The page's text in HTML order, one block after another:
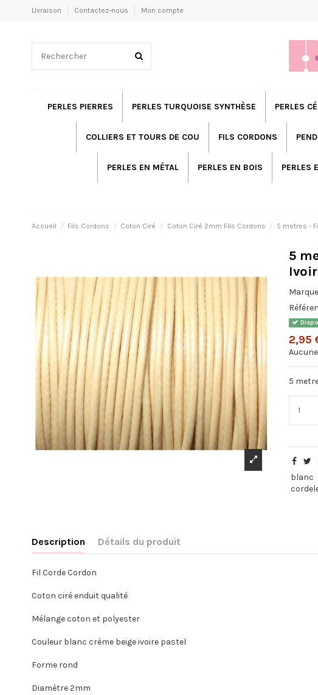
Livraison Contactez-nous Mon compte
PERLES PIERRES PERLES TURQUOISE SYNTHÈSE PERLES
COLLIERS ET TOURS DE COU FILS CORDONS
PERLES EN MÉTAL PERLES EN BOIS PERLES
Accueil Fils Cordons Coton Ciré Coton Ciré 2mm Fils Cordons 5 metres -
5
2,95
5
blanc
Description Détails du produit
Fil Corde Cordon
Coton ciré enduit qualité
Mélange coton et polyester
Couleur blanc crème beige ivoire pastel
Forme rond
Diamètre 2mm